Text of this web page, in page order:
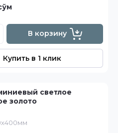
В корзину
Купить в 1 клик
светлое
золото